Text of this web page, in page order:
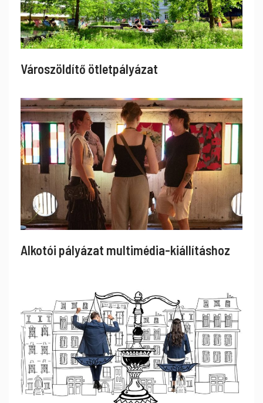
Városzöldítő ötletpályázat
Alkotói pályázat multimédia-kiállításhoz